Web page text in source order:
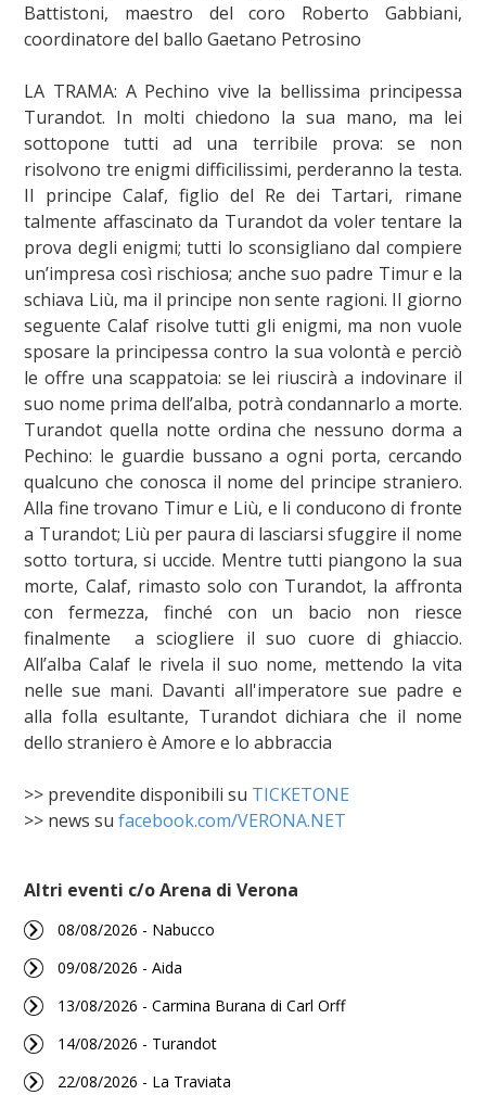
Battistoni, maestro del coro Roberto Gabbiani,
coordinatore del ballo Gaetano Petrosino
LA TRAMA: A Pechino vive la bellissima principessa
Turandot. In molti chiedono la sua mano, ma lei
sottopone tutti ad una terribile prova: se non
risolvono tre enigmi difficilissimi, perderanno la testa.
Il principe Calaf, figlio del Re dei Tartari, rimane
talmente affascinato da Turandot da voler tentare la
prova degli enigmi; tutti lo sconsigliano dal compiere
un’impresa così rischiosa; anche suo padre Timur e la
schiava Liù, ma il principe non sente ragioni. Il giorno
seguente Calaf risolve tutti gli enigmi, ma non vuole
sposare la principessa contro la sua volontà e perciò
le offre una scappatoia: se lei riuscirà a indovinare il
suo nome prima dell’alba, potrà condannarlo a morte.
Turandot quella notte ordina che nessuno dorma a
Pechino: le guardie bussano a ogni porta, cercando
qualcuno che conosca il nome del principe straniero.
Alla fine trovano Timur e Liù, e li conducono di fronte
a Turandot; Liù per paura di lasciarsi sfuggire il nome
sotto tortura, si uccide. Mentre tutti piangono la sua
morte, Calaf, rimasto solo con Turandot, la affronta
con fermezza, finché con un bacio non riesce
finalmente a sciogliere il suo cuore di ghiaccio.
All’alba Calaf le rivela il suo nome, mettendo la vita
nelle sue mani. Davanti all'imperatore sue padre e
alla folla esultante, Turandot dichiara che il nome
dello straniero è Amore e lo abbraccia
>> prevendite disponibili su TICKETONE
>> news sufacebook.com/VERONA.NET
Altri eventi c/o Arena di Verona
08/08/2026 - Nabucco
09/08/2026 - Aida
13/08/2026 - Carmina Burana di Carl Orff
14/08/2026 - Turandot
22/08/2026 - La Traviata